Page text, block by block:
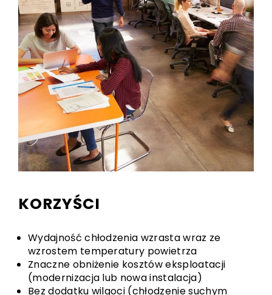
KORZYŚCI
Wydajność chłodzenia wzrasta wraz ze
wzrostem temperatury powietrza
Znaczne obniżenie kosztów eksploatacji
(modernizacja lub nowa instalacja)
Bez dodatku wilgoci (chłodzenie suchym